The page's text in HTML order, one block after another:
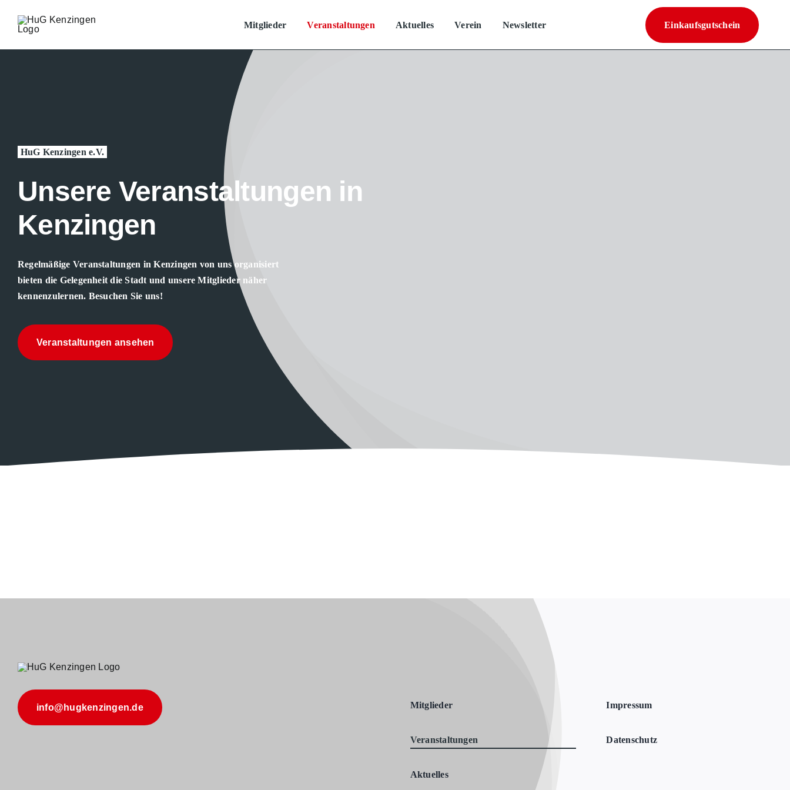
Inhalt
Mitglieder Veranstaltungen Aktuelles Verein Newsletter Einkaufsgutschein
HuG Kenzingen e.V.
Unsere Veranstaltungen in
Kenzingen
Regelmäßige Veranstaltungen in Kenzingen von uns organisiert
bieten die Gelegenheit die Stadt und unsere Mitglieder näher
kennenzulernen. Besuchen Sie uns!
Veranstaltungen ansehen
info@hugkenzingen.de Mitglieder
Veranstaltungen
Aktuelles
Impressum
Datenschutz